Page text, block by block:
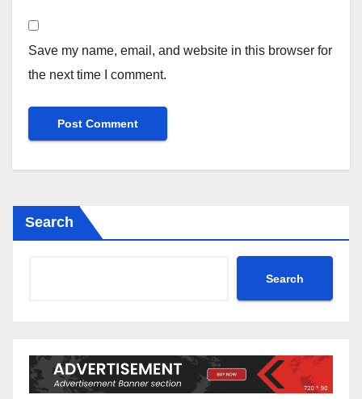
Save my name, email, and website in this browser for
the next time I comment.
Search
Search